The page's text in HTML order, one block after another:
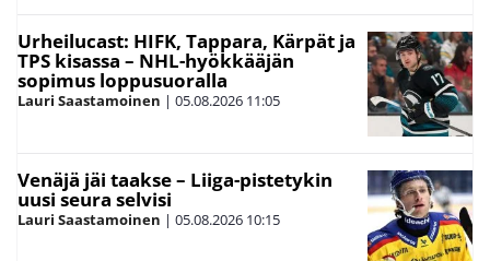
Urheilucast: HIFK, Tappara, Kärpät ja
TPS kisassa – NHL-hyökkääjän
sopimus loppusuoralla
Lauri Saastamoinen | 05.08.2026 11:05
Venäjä jäi taakse – Liiga-pistetykin
uusi seura selvisi
Lauri Saastamoinen | 05.08.2026 10:15